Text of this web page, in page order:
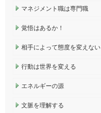
マネジメント職は専門職
覚悟はあるか！
相手によって態度を変えない
行動は世界を変える
エネルギーの源
文脈を理解する